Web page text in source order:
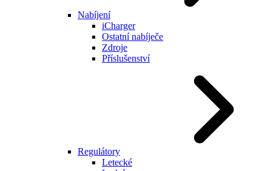
Nabíjení
iCharger
Ostatní nabíječe
Zdroje
Příslušenství
Regulátory
Letecké